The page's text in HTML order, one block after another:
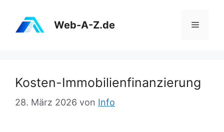
Inhalt
springen
Web-A-Z.de Menü
Kosten-Immobilienfinanzierung
28. März 2026 von Info